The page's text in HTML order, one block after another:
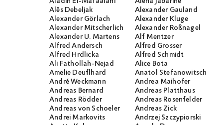
Alĕs Debeljak
Alexander Gauland
Alexander Görlach
Alexander Kluge
Alexander Mitscherlich
Alexander Roßnagel
Alexander U. Martens
Alf Mentzer
Alfred Andersch
Alfred Grosser
Alfred Hrdlicka
Alfred Schmidt
Ali Fathollah-Nejad
Alice Bota
Amelie Deuflhard
Anatol Stefanowitsch
André Weckmann
Andrea Maihofer
Andreas Bernard
Andreas Platthaus
Andreas Rödder
Andreas Rosenfelder
Andreas von Schoeler
Andreas Zick
Andrei Markovits
Andrzej Szczypiorski